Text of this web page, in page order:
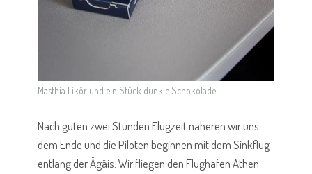
Masthia Likör und ein Stück dunkle Schokolade
Nach guten zwei Stunden Flugzeit näheren wir uns
dem Ende und die Piloten beginnen mit dem Sinkflug
entlang der Ägäis. Wir fliegen den Flughafen Athen